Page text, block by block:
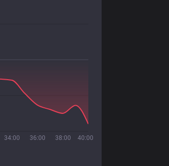
34:00 36:00 38:00 40:00